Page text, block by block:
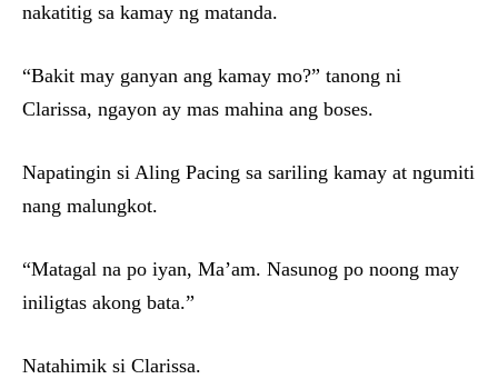
nakatitig sa kamay ng matanda.
“Bakit may ganyan ang kamay mo?” tanong ni
Clarissa, ngayon ay mas mahina ang boses.
Napatingin si Aling Pacing sa sariling kamay at ngumiti
nang malungkot.
“Matagal na po iyan, Ma’am. Nasunog po noong may
iniligtas akong bata.”
Natahimik si Clarissa.